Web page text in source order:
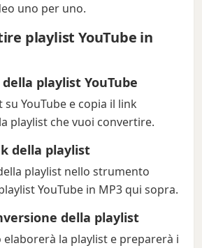
uno per uno.
playlist YouTube in
della playlist YouTube
YouTube e copia il link
playlist che vuoi convertire.
della playlist
playlist nello strumento
YouTube in MP3 qui sopra.
della playlist
la playlist e preparerà i